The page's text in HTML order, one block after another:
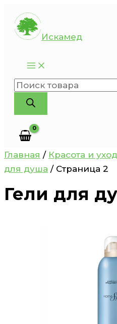
Перейти
содержимому
Искамед
Поиск
товаров
Главная / Красота и
для душа / Страница 2
Гели для